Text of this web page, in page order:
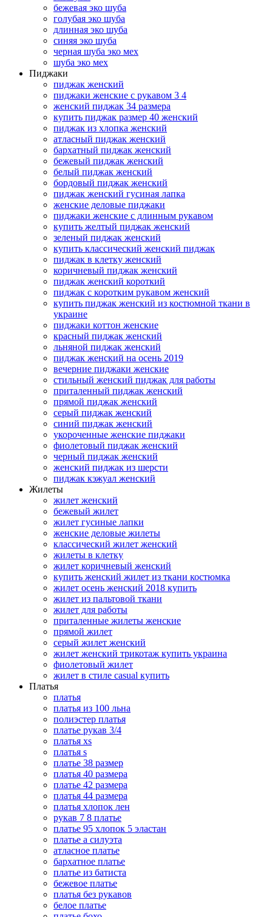
бежевая эко шуба
голубая эко шуба
длинная эко шуба
синяя эко шуба
черная шуба эко мех
шуба эко мех
Пиджаки
пиджак женский
пиджаки женские с рукавом 3 4
женский пиджак 34 размера
купить пиджак размер 40 женский
пиджак из хлопка женский
атласный пиджак женский
бархатный пиджак женский
бежевый пиджак женский
белый пиджак женский
бордовый пиджак женский
пиджак женский гусиная лапка
женские деловые пиджаки
пиджаки женские с длинным рукавом
купить желтый пиджак женский
зеленый пиджак женский
купить классический женский пиджак
пиджак в клетку женский
коричневый пиджак женский
пиджак женский короткий
пиджак с коротким рукавом женский
купить пиджак женский из костюмной ткани в
украине
пиджаки коттон женские
красный пиджак женский
льняной пиджак женский
пиджак женский на осень 2019
вечерние пиджаки женские
стильный женский пиджак для работы
приталенный пиджак женский
прямой пиджак женский
серый пиджак женский
синий пиджак женский
укороченные женские пиджаки
фиолетовый пиджак женский
черный пиджак женский
женский пиджак из шерсти
пиджак кэжуал женский
Жилеты
жилет женский
бежевый жилет
жилет гусиные лапки
женские деловые жилеты
классический жилет женский
жилеты в клетку
жилет коричневый женский
купить женский жилет из ткани костюмка
жилет осень женский 2018 купить
жилет из пальтовой ткани
жилет для работы
приталенные жилеты женские
прямой жилет
серый жилет женский
жилет женский трикотаж купить украина
фиолетовый жилет
жилет в стиле casual купить
Платья
платья
платья из 100 льна
полиэстер платья
платье рукав 3/4
платья xs
платья s
платье 38 размер
платья 40 размера
платье 42 размера
платья 44 размера
платья хлопок лен
рукав 7 8 платье
платье 95 хлопок 5 эластан
платье а силуэта
атласное платье
бархатное платье
платье из батиста
бежевое платье
платья без рукавов
белое платье